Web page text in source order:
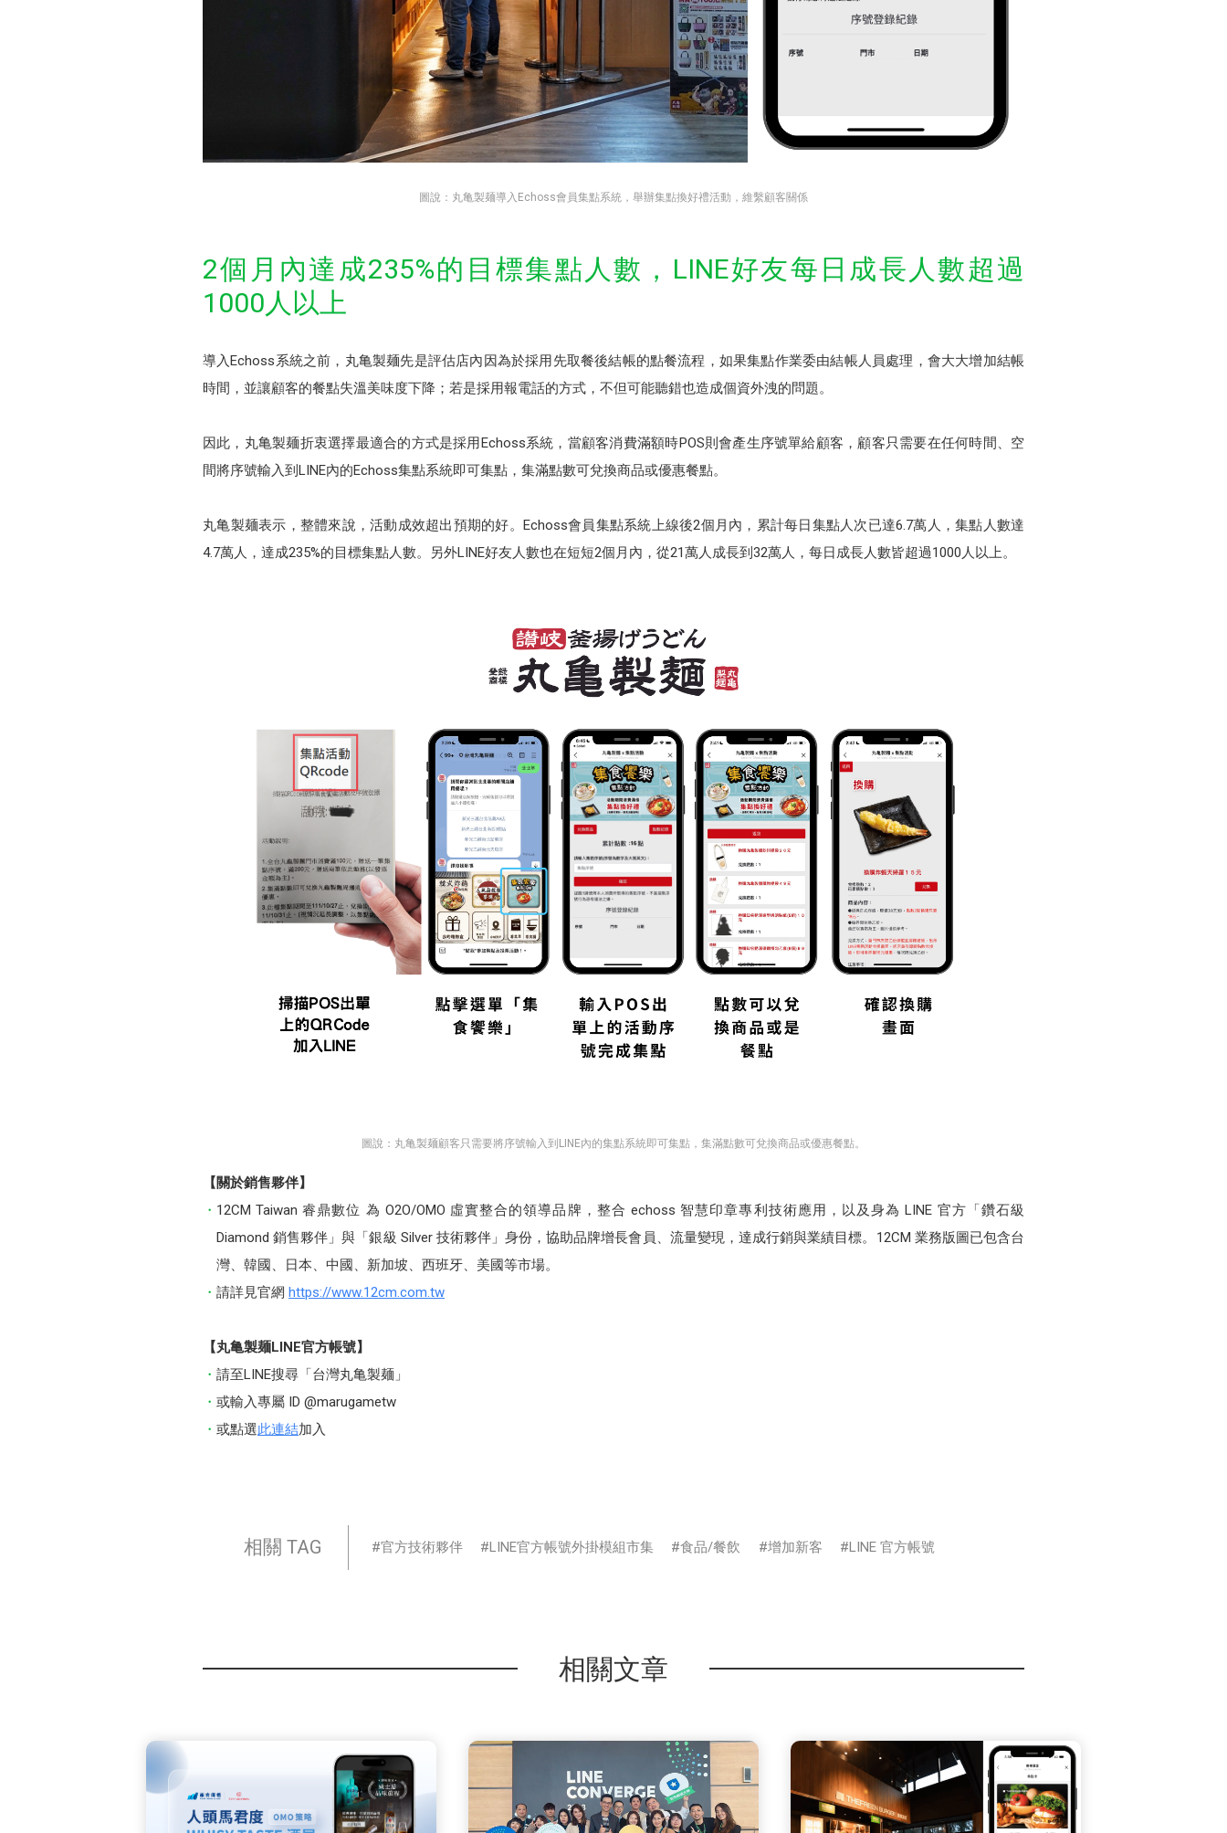
圖說：丸亀製麺導入Echoss會員集點系統，舉辦集點換好禮活動，維繫顧客關係
2個月內達成235%的目標集點人數，LINE好友每日成長人數超過
1000人以上
導入Echoss系統之前，丸亀製麺先是評估店內因為於採用先取餐後結帳的點餐流程，如果集點作業委由結帳人員處理，會大大增加結帳
時間，並讓顧客的餐點失溫美味度下降；若是採用報電話的方式，不但可能聽錯也造成個資外洩的問題。
因此，丸亀製麺折衷選擇最適合的方式是採用Echoss系統，當顧客消費滿額時POS則會產生序號單給顧客，顧客只需要在任何時間、空
間將序號輸入到LINE內的Echoss集點系統即可集點，集滿點數可兌換商品或優惠餐點。
丸亀製麺表示，整體來說，活動成效超出預期的好。Echoss會員集點系統上線後2個月內，累計每日集點人次已達6.7萬人，集點人數達
4.7萬人，達成235%的目標集點人數。另外LINE好友人數也在短短2個月內，從21萬人成長到32萬人，每日成長人數皆超過1000人以上。
圖說：丸亀製麺顧客只需要將序號輸入到LINE內的集點系統即可集點，集滿點數可兌換商品或優惠餐點。
【關於銷售夥伴】
12CM Taiwan 睿鼎數位 為 O2O/OMO 虛實整合的領導品牌，整合 echoss 智慧印章專利技術應用，以及身為 LINE 官方「鑽石級
Diamond 銷售夥伴」與「銀級 Silver 技術夥伴」身份，協助品牌增長會員、流量變現，達成行銷與業績目標。12CM 業務版圖已包含台
灣、韓國、日本、中國、新加坡、西班牙、美國等市場。
請詳見官網 https://www.12cm.com.tw
【丸亀製麺LINE官方帳號】
請至LINE搜尋「台灣丸亀製麺」
或輸入專屬 ID @marugametw
或點選此連結加入
相關 TAG 官方技術夥伴 LINE官方帳號外掛模組市集 食品/餐飲 增加新客 LINE 官方帳號
相關文章